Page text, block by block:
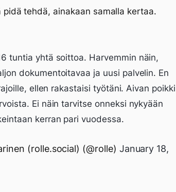
pidä tehdä, ainakaan samalla kertaa.
tuntia yhtä soittoa. Harvemmin näin,
dokumentoitavaa ja uusi palvelin. En
ellen rakastaisi työtäni. Aivan
Ei näin tarvitse onneksi nykyään
kerran pari vuodessa.
(rolle.social) (@rolle) January 18,